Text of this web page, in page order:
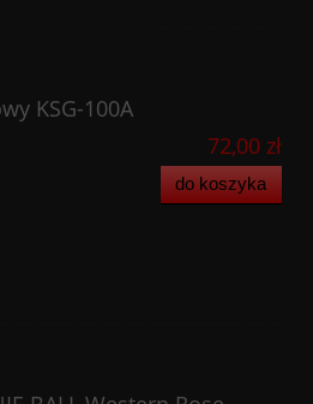
KSG-100A
72,00 zł
do koszyka